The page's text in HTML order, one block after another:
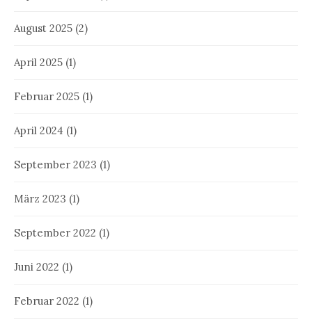
August 2025 (2)
April 2025 (1)
Februar 2025 (1)
April 2024 (1)
September 2023 (1)
März 2023 (1)
September 2022 (1)
Juni 2022 (1)
Februar 2022 (1)